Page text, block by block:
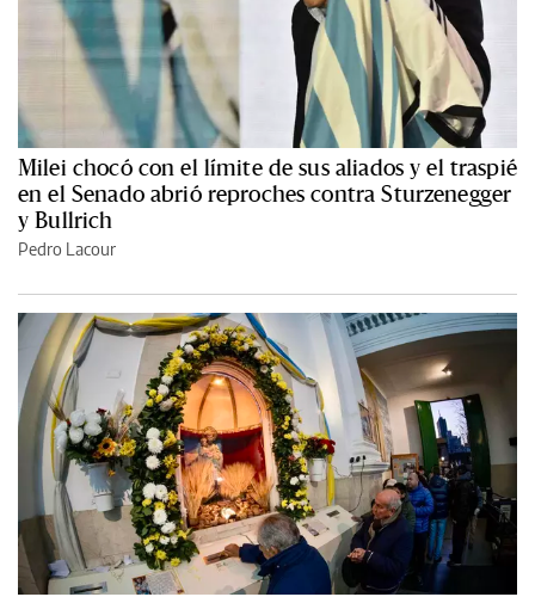
Milei chocó con el límite de sus aliados y el traspié
en el Senado abrió reproches contra Sturzenegger
y Bullrich
Pedro Lacour